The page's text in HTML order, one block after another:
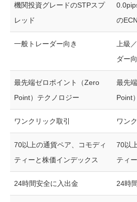
機関投資グレードのSTPスプ
レッド
の
一般トレーダー向き
上級
ダー
最先端ゼロポイント（Zero
Point）テクノロジー
最先
Point
ワンクリック取引 ワン
70以上の通貨ペア、コモディ
ティーと株価インデックス
70以
ティ
24時間安全に入出金 24時